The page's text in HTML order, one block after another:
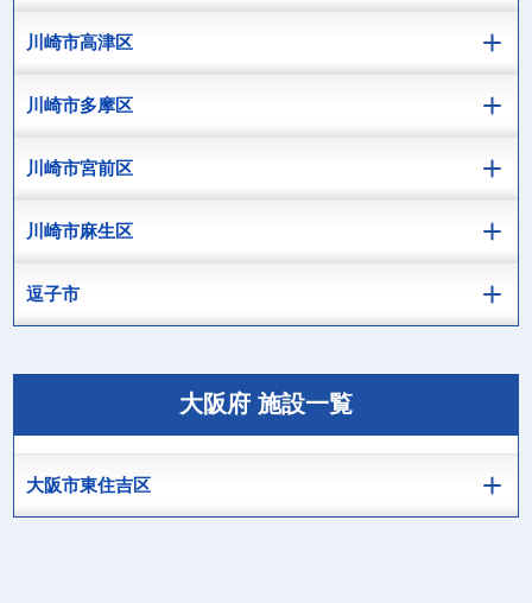
川崎市高津区
川崎市多摩区
川崎市宮前区
川崎市麻生区
逗子市
大阪府 施設一覧
大阪市東住吉区